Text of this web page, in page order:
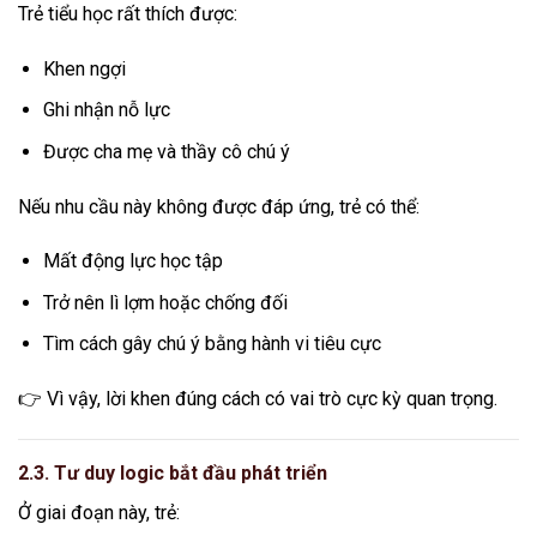
Trẻ tiểu học rất thích được:
Khen ngợi
Ghi nhận nỗ lực
Được cha mẹ và thầy cô chú ý
Nếu nhu cầu này không được đáp ứng, trẻ có thể:
Mất động lực học tập
Trở nên lì lợm hoặc chống đối
Tìm cách gây chú ý bằng hành vi tiêu cực
👉 Vì vậy, lời khen đúng cách có vai trò cực kỳ quan trọng.
2.3. Tư duy logic bắt đầu phát triển
Ở giai đoạn này, trẻ: